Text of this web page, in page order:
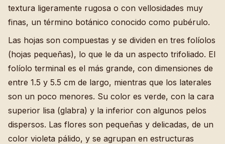
textura ligeramente rugosa o con vellosidades muy
finas, un término botánico conocido como pubérulo.
Las hojas son compuestas y se dividen en tres folíolos
(hojas pequeñas), lo que le da un aspecto trifoliado. El
folíolo terminal es el más grande, con dimensiones de
entre 1.5 y 5.5 cm de largo, mientras que los laterales
son un poco menores. Su color es verde, con la cara
superior lisa (glabra) y la inferior con algunos pelos
dispersos. Las flores son pequeñas y delicadas, de un
color violeta pálido, y se agrupan en estructuras